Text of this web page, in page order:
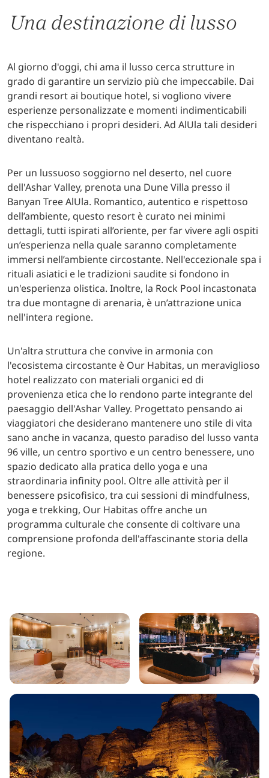
Una destinazione di lusso
Al giorno d'oggi, chi ama il lusso cerca strutture in
grado di garantire un servizio più che impeccabile. Dai
grandi resort ai boutique hotel, si vogliono vivere
esperienze personalizzate e momenti indimenticabili
che rispecchiano i propri desideri. Ad AlUla tali desideri
diventano realtà.
Per un lussuoso soggiorno nel deserto, nel cuore
dell'Ashar Valley, prenota una Dune Villa presso il
Banyan Tree AlUla. Romantico, autentico e rispettoso
dell’ambiente, questo resort è curato nei minimi
dettagli, tutti ispirati all’oriente, per far vivere agli ospiti
un’esperienza nella quale saranno completamente
immersi nell’ambiente circostante. Nell'eccezionale spa i
rituali asiatici e le tradizioni saudite si fondono in
un'esperienza olistica. Inoltre, la Rock Pool incastonata
tra due montagne di arenaria, è un’attrazione unica
nell'intera regione.
Un'altra struttura che convive in armonia con
l'ecosistema circostante è Our Habitas, un meraviglioso
hotel realizzato con materiali organici ed di
provenienza etica che lo rendono parte integrante del
paesaggio dell'Ashar Valley. Progettato pensando ai
viaggiatori che desiderano mantenere uno stile di vita
sano anche in vacanza, questo paradiso del lusso vanta
96 ville, un centro sportivo e un centro benessere, uno
spazio dedicato alla pratica dello yoga e una
straordinaria infinity pool. Oltre alle attività per il
benessere psicofisico, tra cui sessioni di mindfulness,
yoga e trekking, Our Habitas offre anche un
programma culturale che consente di coltivare una
comprensione profonda dell'affascinante storia della
regione.